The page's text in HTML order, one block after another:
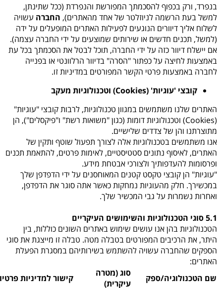
בנפרד, ורק בכפוף להסכמתך המפורשת והנפרדת (ככל שתינתן,
למשל בעת הרשמה לניוזלטר של אחד מהאתרים), החברה עשויה
לשלוח אליך דיוורים הנוגעים לפעילות האתרים המופעלים על ידה
(למשל, תכנים חדשים או שירותים שמוצעים על ידי החברה עצמה).
אם יישלח דיוור כזה על ידי החברה, תוכל לבטל את הסכמתך בכל עת
באמצעות לחיצה על כפתור "הסרה" בדיוור הרלוונטי או בפנייה
לחברה באמצעות פרטי הקשר המפורטים במדיניות זו.
קובצי 'עוגיות' (Cookies) וטכנולוגיות מעקב
האתרים שלנו משתמשים במגוון טכנולוגיות, לרבות קובצי "עוגיות"
(Cookies) וטכנולוגיות דומות (כגון "משואות רשת" ו"פיקסלים"), הן
מתוצרתנו והן של צדדים שלישיים.
אנו משתמשים בטכנולוגיות אלה לצורך תפעול שוטף ותקין של
האתרים, לאיסוף נתונים סטטיסטיים, לאימות פרטים, להתאמת תכנים
ופרסומות להעדפותיך ולצורכי אבטחת מידע.
"עוגיות" הן קובצי טקסט קטנים המאוחסנים על ידי הדפדפן שלך
במכשירך. חלק מהעוגיות נמחקות כאשר אתה סוגר את הדפדפן,
ואחרות נשמרות על גבי המכשיר שלך.
5.1 סוגי הטכנולוגיות והשימושים העיקריים
הטכנולוגיות בהן אנו עושים שימוש באתרים השונים כוללות, בין
היתר, את הרכיבים המפורטים בטבלה מטה. טבלה זו מייצגת את סוגי
הספקים שהחברה עשויה להשתמש בשירותיהם במסגרת הפעלת
האתרים:
שם הטכנולוגיה/ספק
סוג (מטרה
עיקרית)
קישור למדיניות